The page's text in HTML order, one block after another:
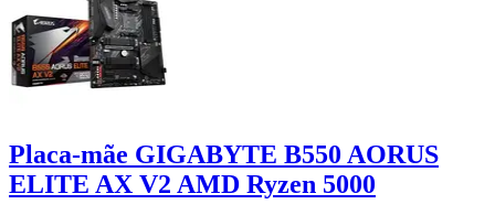
Placa-mãe GIGABYTE B550 AORUS
ELITE AX V2 AMD Ryzen 5000